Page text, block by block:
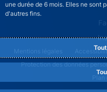
une durée de 6 mois. Elles ne sont
d'autres fins.
ACPR footer legal
Mentions légales
Protection des données
Plan